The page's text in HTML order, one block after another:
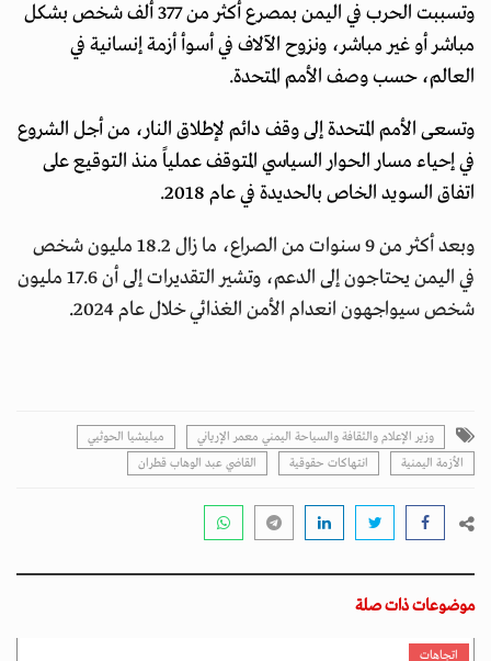
وتسببت الحرب في اليمن بمصرع أكثر من 377 ألف شخص بشكل
مباشر أو غير مباشر، ونزوح الآلاف في أسوأ أزمة إنسانية في
العالم، حسب وصف الأمم المتحدة.
وتسعى الأمم المتحدة إلى وقف دائم لإطلاق النار، من أجل الشروع
في إحياء مسار الحوار السياسي المتوقف عملياً منذ التوقيع على
اتفاق السويد الخاص بالحديدة في عام 2018.
وبعد أكثر من 9 سنوات من الصراع، ما زال 18.2 مليون شخص
في اليمن يحتاجون إلى الدعم، وتشير التقديرات إلى أن 17.6 مليون
شخص سيواجهون انعدام الأمن الغذائي خلال عام 2024
.
وزير الإعلام والثقافة والسياحة اليمني معمر الإرياني
ميليشيا الحوثيي
الأزمة اليمنية
انتهاكات حقوقية القاضي عبد الوهاب قطران
موضوعات ذات صلة
اتجاهات